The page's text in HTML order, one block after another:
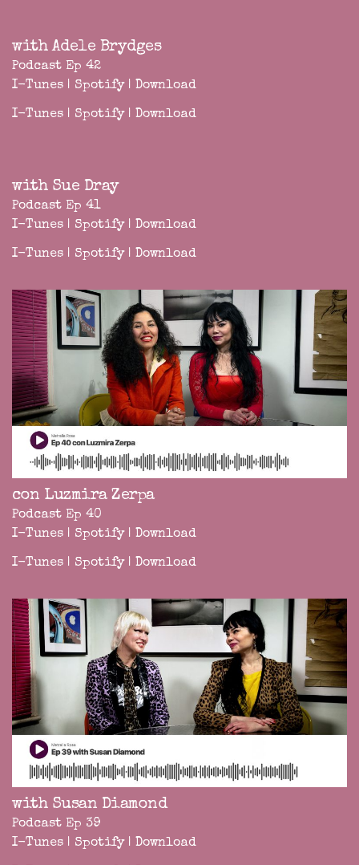
with Adele Brydges
Podcast Ep 42
I-Tunes | Spotify| Download
I-Tunes | Spotify| Download
with Sue Dray
Podcast Ep 41
I-Tunes | Spotify| Download
I-Tunes | Spotify| Download
con Luzmira Zerpa
Podcast Ep 40
I-Tunes | Spotify| Download
I-Tunes | Spotify| Download
with Susan Diamond
Podcast Ep 39
I-Tunes | Spotify| Download